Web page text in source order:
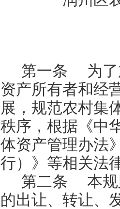
第一条
为
资产所有者和经
展，规范农村集
秩序，根据《中
体资产管理办法
行）》等相关法
第二条
本
的出让、转让、